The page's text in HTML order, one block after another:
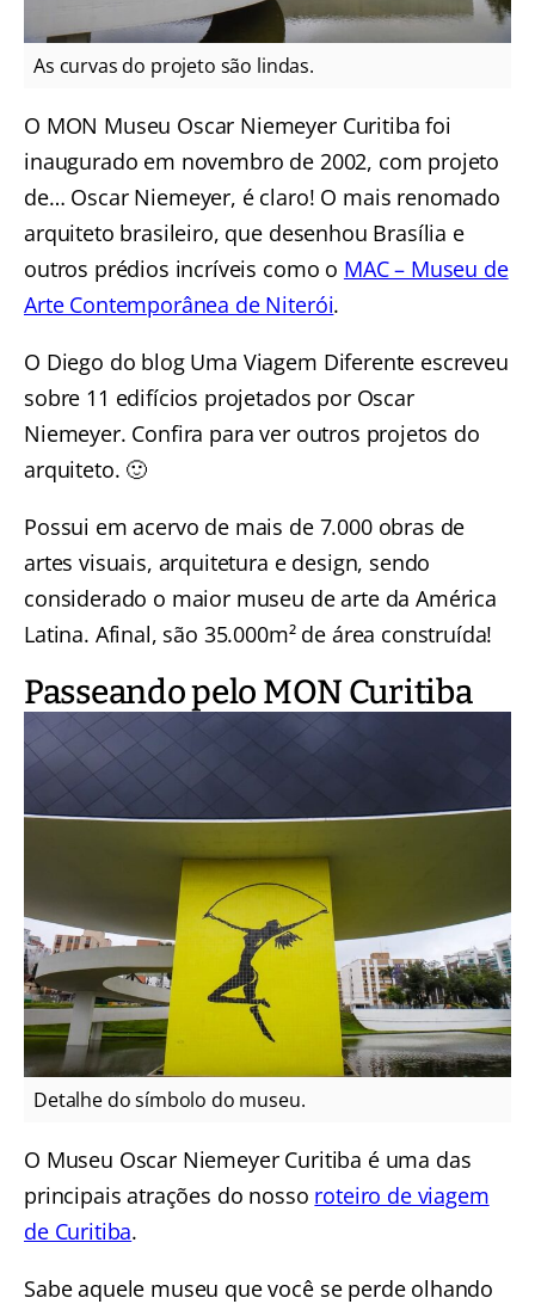
As curvas do projeto são lindas.
O MON Museu Oscar Niemeyer Curitiba foi
inaugurado em novembro de 2002, com projeto
de… Oscar Niemeyer, é claro! O mais renomado
arquiteto brasileiro, que desenhou Brasília e
outros prédios incríveis como o MAC – Museu de
Arte Contemporânea de Niterói.
O Diego do blog Uma Viagem Diferente escreveu
sobre 11 edifícios projetados por Oscar
Niemeyer. Confira para ver outros projetos do
arquiteto. 🙂
Possui em acervo de mais de 7.000 obras de
artes visuais, arquitetura e design, sendo
considerado o maior museu de arte da América
Latina. Afinal, são 35.000m² de área construída!
Passeando pelo MON Curitiba
Detalhe do símbolo do museu.
O Museu Oscar Niemeyer Curitiba é uma das
principais atrações do nosso roteiro de viagem
de Curitiba.
Sabe aquele museu que você se perde olhando